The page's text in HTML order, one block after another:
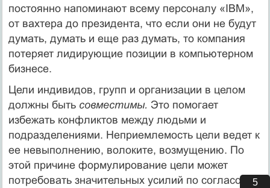
постоянно на­поминают всему персоналу «IBM»,
от вахтера до президента, что если они не будут
думать, думать и еще раз думать, то компания
потеряет лидирующие позиции в компьютерном
бизнесе.
Цели индивидов, групп и организации в целом
должны быть совместимы. Это помогает
избежать конфликтов между людьми и
подразделениями. Неприемлемость цели ведет к
ее невыпол­нению, волоките, возмущению. По
этой причине формулирова­ние цели может
потребовать значительных усилий по согласова­
4